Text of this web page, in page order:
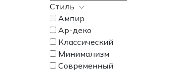
Стиль
Ампир
Ар-деко
Классический
Минимализм
Современный